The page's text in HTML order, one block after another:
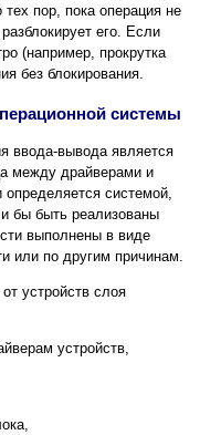
пор, пока операция не
его. Если
(например, прокрутка
без блокирования.
системы
ввода-вывода является
между драйверами и
системой,
бы быть реализованы
выполнены в виде
или по другим причинам.
устройств слоя
устройств,